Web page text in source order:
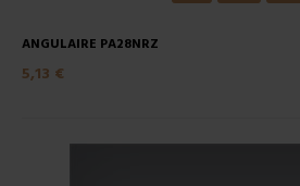
ANGULAIRE PA28NRZ
5,13 €